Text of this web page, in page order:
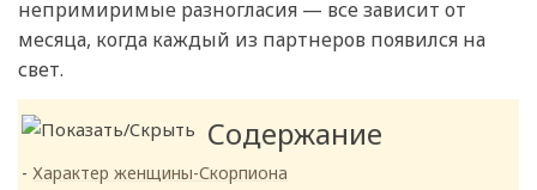
непримиримые разногласия — все зависит от
месяца, когда каждый из партнеров появился на
свет.
Содержание
Характер женщины-Скорпиона